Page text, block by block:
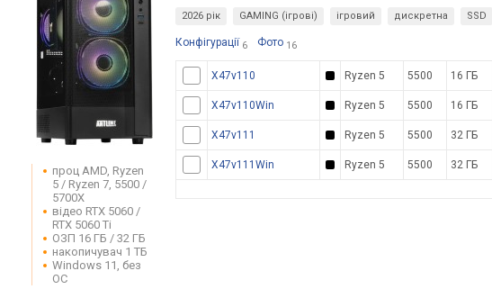
проц AMD, Ryzen
5 / Ryzen 7, 5500 /
5700X
відео RTX 5060 /
RTX 5060 Ti
ОЗП 16 ГБ / 32 ГБ
накопичувач 1 ТБ
Windows 11, без
ОС
2026 рік
GAMING (ігрові) ігровий дискретна SSD
Конфігурації 6 Фото 16
X47v110 Ryzen 5 5500 16 ГБ
X47v110Win Ryzen 5 5500 16 ГБ
X47v111 Ryzen 5 5500 32 ГБ
X47v111Win Ryzen 5 5500 32 ГБ